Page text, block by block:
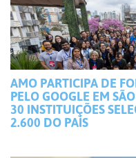
AMO PARTICIPA DE
PELO GOOGLE EM
30 INSTITUIÇÕES
2.600 DO PAÍS